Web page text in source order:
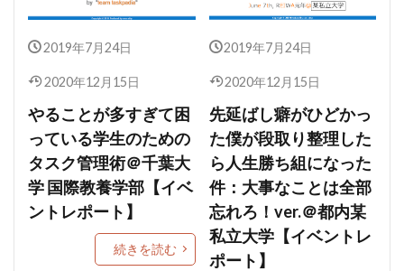
2019年7月24日
2020年12月15日
やることが多すぎて困
っている学生のための
タスク管理術＠千葉大
学 国際教養学部【イベ
ントレポート】
続きを読む
2019年7月24日
2020年12月15日
先延ばし癖がひどかっ
た僕が段取り整理した
ら人生勝ち組になった
件：大事なことは全部
忘れろ！ver.＠都内某
私立大学【イベントレ
ポート】